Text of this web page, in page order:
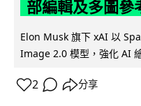
部編輯及多圖參
Elon Musk 旗下 xAI 以
Image 2.0 模型，強化 AI
2 分享